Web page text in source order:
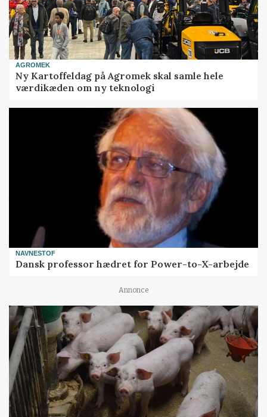
AGROMEK
Ny Kartoffeldag på Agromek skal samle hele
værdikæden om ny teknologi
NAVNESTOF
Dansk professor hædret for Power-to-X-arbejde
Annonce